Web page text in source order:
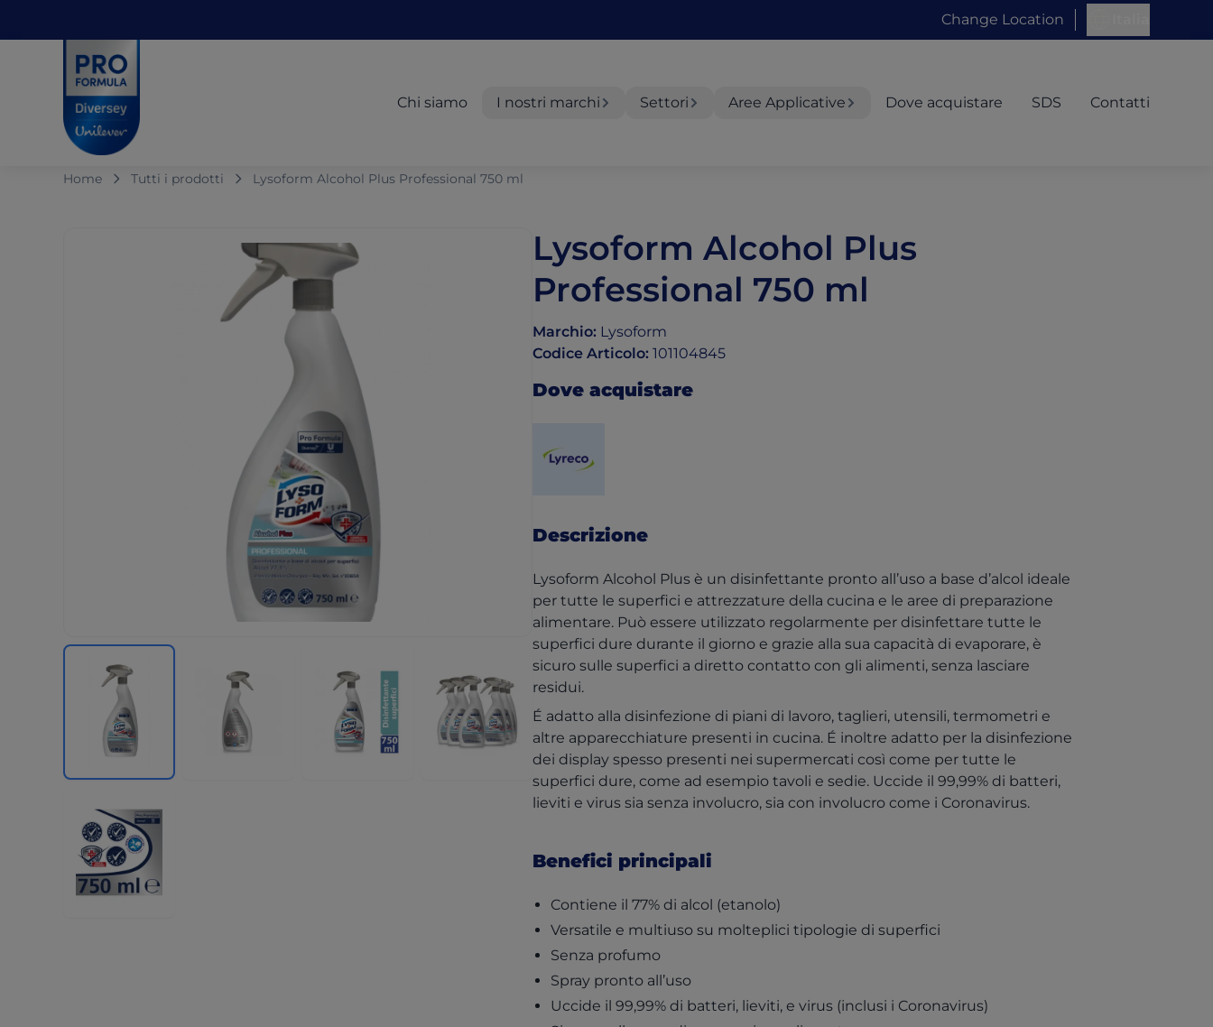
Change Location
Chi siamo I nostri marchi Settori Aree Applicative Dove acquistare SDS Contatti
Home Tutti i prodotti Lysoform Alcohol Plus Professional 750 ml
Lysoform Alcohol Plus
Professional 750 ml
Marchio: Lysoform
Codice Articolo: 101104845
Dove acquistare
Descrizione
Lysoform Alcohol Plus è un disinfettante pronto all’uso a base d’alcol ideale
per tutte le superfici e attrezzature della cucina e le aree di preparazione
alimentare. Può essere utilizzato regolarmente per disinfettare tutte le
superfici dure durante il giorno e grazie alla sua capacità di evaporare, è
sicuro sulle superfici a diretto contatto con gli alimenti, senza lasciare
residui.
É adatto alla disinfezione di piani di lavoro, taglieri, utensili, termometri e
altre apparecchiature presenti in cucina. É inoltre adatto per la disinfezione
dei display spesso presenti nei supermercati così come per tutte le
superfici dure, come ad esempio tavoli e sedie. Uccide il 99,99% di batteri,
lieviti e virus sia senza involucro, sia con involucro come i Coronavirus.
Benefici principali
Contiene il 77% di alcol (etanolo)
Versatile e multiuso su molteplici tipologie di superfici
Senza profumo
Spray pronto all’uso
Uccide il 99,99% di batteri, lieviti, e virus (inclusi i Coronavirus)